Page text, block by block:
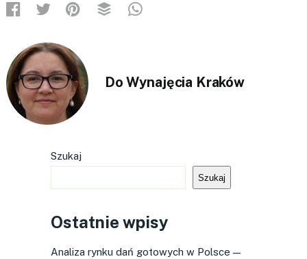
Do Wynajęcia Kraków
Szukaj
Szukaj
Ostatnie wpisy
Analiza rynku dań gotowych w Polsce —